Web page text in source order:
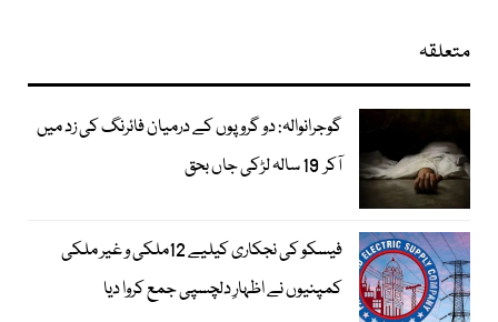
متعلقہ
گوجرانوالہ: دو گروپوں کے درمیان فائرنگ کی زد میں
آکر 19 سالہ لڑکی جاں بحق
فیسکو کی نجکاری کیلیے 12ملکی و غیر ملکی
کمپنیوں نے اظہارِ دلچسپی جمع کروا دیا